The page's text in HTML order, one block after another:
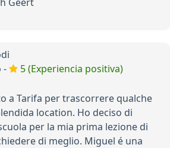
-
5 (Experiencia positiva)
a Tarifa per trascorrere qualche
location. Ho deciso di
per la mia prima lezione di
di meglio. Miguel é una